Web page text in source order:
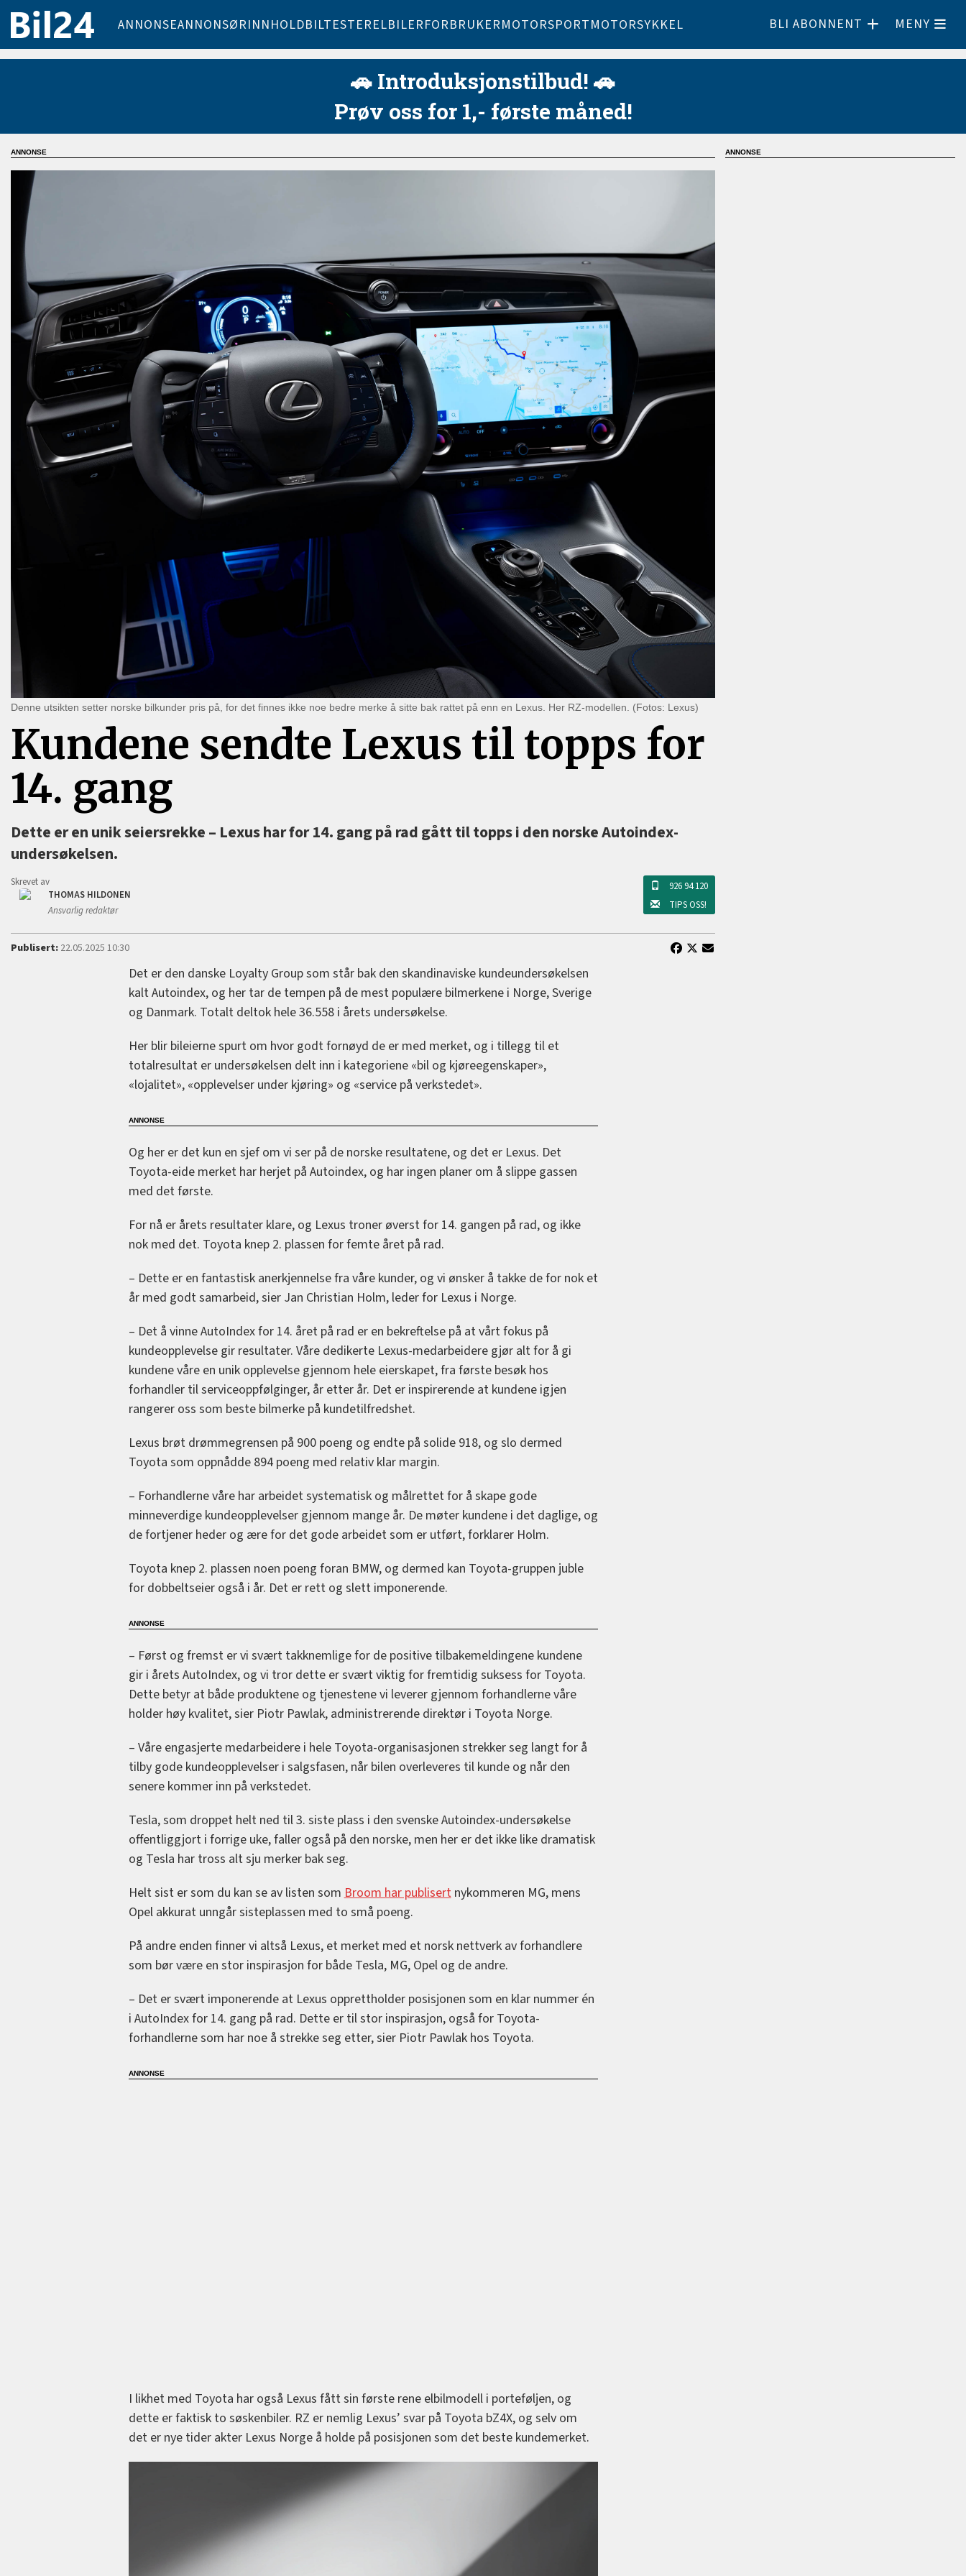
ANNONSEANNONSØRINNHOLDBILTESTERELBILERFORBRUKERMOTORSPORTMOTORSYKKEL BLI ABONNENT MENY
🚗 Introduksjonstilbud! 🚗
Prøv oss for 1,- første måned!
Denne utsikten setter norske bilkunder pris på, for det finnes ikke noe bedre merke å sitte bak rattet på enn en Lexus. Her RZ-modellen. (Fotos: Lexus)
Kundene sendte Lexus til topps for
14. gang
Dette er en unik seiersrekke –⁠ Lexus har for 14. gang på rad gått til topps i den norske Autoindex-
undersøkelsen.
Skrevet av
THOMAS HILDONEN
Ansvarlig redaktør
926 94 120
TIPS OSS!
Publisert:22.05.2025 10:30
Det er den danske Loyalty Group som står bak den skandinaviske kundeundersøkelsen
kalt Autoindex, og her tar de tempen på de mest populære bilmerkene i Norge, Sverige
og Danmark. Totalt deltok hele 36.558 i årets undersøkelse.
Her blir bileierne spurt om hvor godt fornøyd de er med merket, og i tillegg til et
totalresultat er undersøkelsen delt inn i kategoriene «bil og kjøreegenskaper»,
«lojalitet», «opplevelser under kjøring» og «service på verkstedet».
Og her er det kun en sjef om vi ser på de norske resultatene, og det er Lexus. Det
Toyota-eide merket har herjet på Autoindex, og har ingen planer om å slippe gassen
med det første.
For nå er årets resultater klare, og Lexus troner øverst for 14. gangen på rad, og ikke
nok med det. Toyota knep 2. plassen for femte året på rad.
– Dette er en fantastisk anerkjennelse fra våre kunder, og vi ønsker å takke de for nok et
år med godt samarbeid, sier Jan Christian Holm, leder for Lexus i Norge.
– Det å vinne AutoIndex for 14. året på rad er en bekreftelse på at vårt fokus på
kundeopplevelse gir resultater. Våre dedikerte Lexus-medarbeidere gjør alt for å gi
kundene våre en unik opplevelse gjennom hele eierskapet, fra første besøk hos
forhandler til serviceoppfølginger, år etter år. Det er inspirerende at kundene igjen
rangerer oss som beste bilmerke på kundetilfredshet.
Lexus brøt drømmegrensen på 900 poeng og endte på solide 918, og slo dermed
Toyota som oppnådde 894 poeng med relativ klar margin.
– Forhandlerne våre har arbeidet systematisk og målrettet for å skape gode
minneverdige kundeopplevelser gjennom mange år. De møter kundene i det daglige, og
de fortjener heder og ære for det gode arbeidet som er utført, forklarer Holm.
Toyota knep 2. plassen noen poeng foran BMW, og dermed kan Toyota-gruppen juble
for dobbeltseier også i år. Det er rett og slett imponerende.
– Først og fremst er vi svært takknemlige for de positive tilbakemeldingene kundene
gir i årets AutoIndex, og vi tror dette er svært viktig for fremtidig suksess for Toyota.
Dette betyr at både produktene og tjenestene vi leverer gjennom forhandlerne våre
holder høy kvalitet, sier Piotr Pawlak, administrerende direktør i Toyota Norge.
– Våre engasjerte medarbeidere i hele Toyota-organisasjonen strekker seg langt for å
tilby gode kundeopplevelser i salgsfasen, når bilen overleveres til kunde og når den
senere kommer inn på verkstedet.
Tesla, som droppet helt ned til 3. siste plass i den svenske Autoindex-undersøkelse
offentliggjort i forrige uke, faller også på den norske, men her er det ikke like dramatisk
og Tesla har tross alt sju merker bak seg.
Helt sist er som du kan se av listen som Broom har publisertnykommeren MG, mens
Opel akkurat unngår sisteplassen med to små poeng.
På andre enden finner vi altså Lexus, et merket med et norsk nettverk av forhandlere
som bør være en stor inspirasjon for både Tesla, MG, Opel og de andre.
– Det er svært imponerende at Lexus opprettholder posisjonen som en klar nummer én
i AutoIndex for 14. gang på rad. Dette er til stor inspirasjon, også for Toyota-
forhandlerne som har noe å strekke seg etter, sier Piotr Pawlak hos Toyota.
I likhet med Toyota har også Lexus fått sin første rene elbilmodell i porteføljen, og
dette er faktisk to søskenbiler. RZ er nemlig Lexus’ svar på Toyota bZ4X, og selv om
det er nye tider akter Lexus Norge å holde på posisjonen som det beste kundemerket.